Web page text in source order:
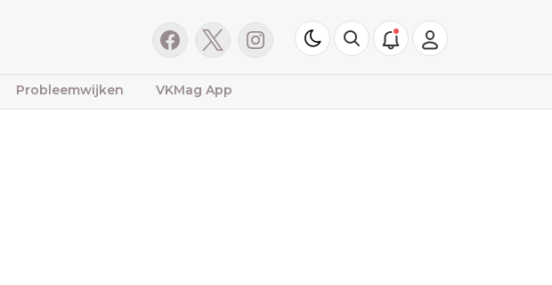
Probleemwijken VKMag App